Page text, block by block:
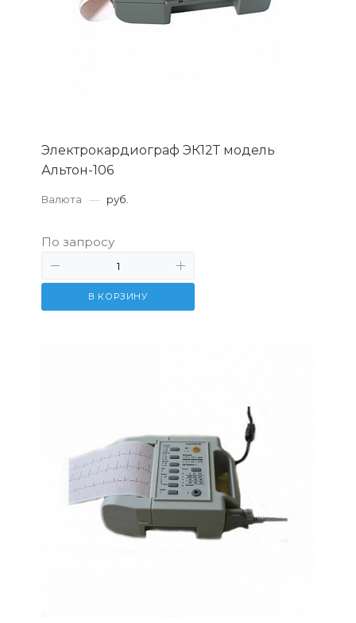
Электрокардиограф ЭК12Т модель
Альтон-106
Валюта — руб.
По запросу
В КОРЗИНУ